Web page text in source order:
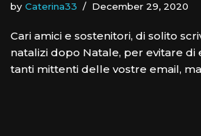
by Caterina33 December 29, 2020
Cari amici e sostenitori, di solito
natalizi dopo Natale, per evitare di
tanti mittenti delle vostre email,